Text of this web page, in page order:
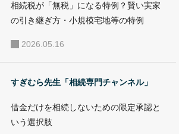
広くアドバイスと
対策支援を行い、
部分的解決ではな
く総合的解決へと
導く、相続・事業
相続税が「無税」になる特例？賢い実家
の引き継ぎ方・小規模宅地等の特例
2026.05.16
すぎむら先生「相続専門チャンネル」
借金だけを相続しないための限定承認と
いう選択肢